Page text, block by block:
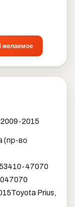
желаемое
2015
(пр-во
47070
Toyota Prius,